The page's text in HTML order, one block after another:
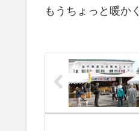
もうちょっと暖か